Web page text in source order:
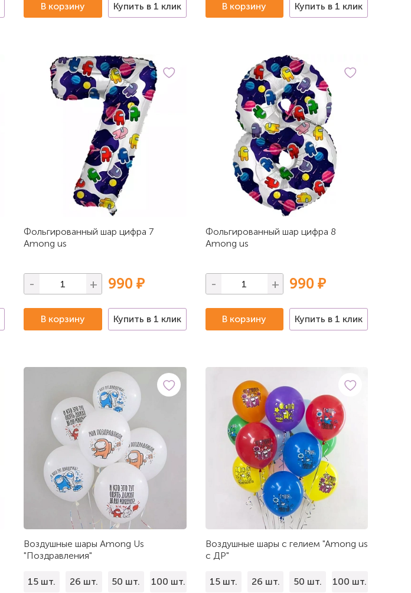
В корзину Купить в 1 клик В корзину Купить в 1 клик
Фольгированный шар цифра 7
Among us
- + 990 ₽
В корзину Купить в 1 клик
Фольгированный шар цифра 8
Among us
- + 990 ₽
В корзину Купить в 1 клик
Воздушные шары Among Us
"Поздравления"
15 шт. 26 шт. 50 шт. 100 шт.
Воздушные шары с гелием "Among us
с ДР"
15 шт. 26 шт. 50 шт. 100 шт.